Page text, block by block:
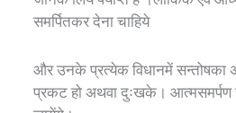
समर्पितकर देना चाहिये
और उनके प्रत्येक विधानमें सन्तोषका
प्रकट हो अथवा दुःखके। आत्मसमर्पण